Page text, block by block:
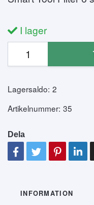
I lager
Lagersaldo: 2
Artikelnummer: 35
Dela
INFORMATION